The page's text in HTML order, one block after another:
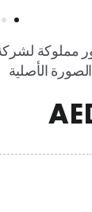
الأصلية